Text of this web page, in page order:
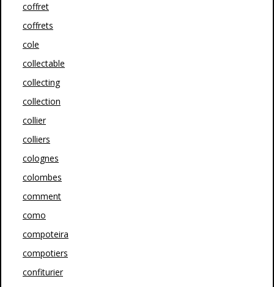
coffret
coffrets
cole
collectable
collecting
collection
collier
colliers
colognes
colombes
comment
como
compoteira
compotiers
confiturier